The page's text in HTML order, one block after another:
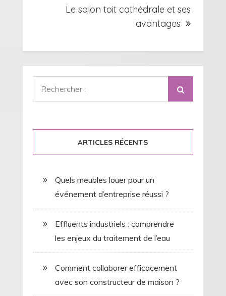
Le salon toit cathédrale et ses
avantages
ARTICLES RÉCENTS
Quels meubles louer pour un
événement d’entreprise réussi ?
Effluents industriels : comprendre
les enjeux du traitement de l’eau
Comment collaborer efficacement
avec son constructeur de maison ?